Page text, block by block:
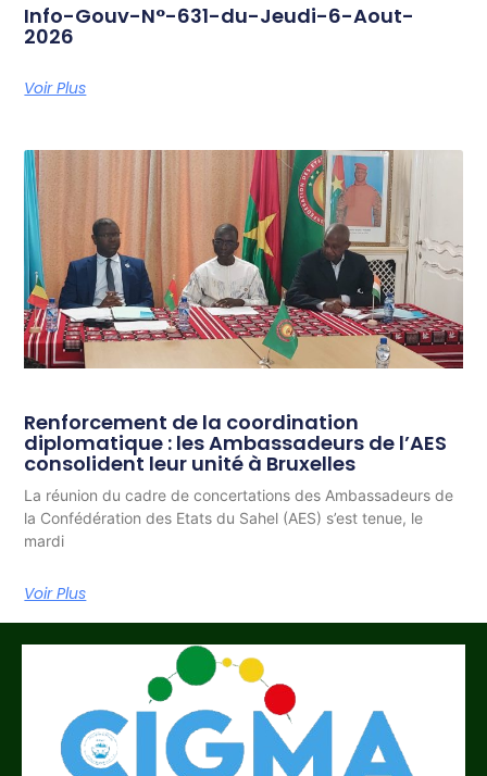
Info-Gouv-N°-631-du-Jeudi-6-Aout-
2026
Voir Plus
Renforcement de la coordination
diplomatique : les Ambassadeurs de l’AES
consolident leur unité à Bruxelles
La réunion du cadre de concertations des Ambassadeurs de
la Confédération des Etats du Sahel (AES) s’est tenue, le
mardi
Voir Plus